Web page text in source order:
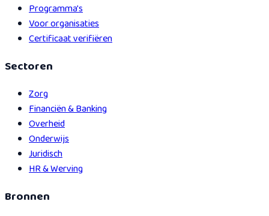
Programma's
Voor organisaties
Certificaat verifiëren
Sectoren
Zorg
Financiën & Banking
Overheid
Onderwijs
Juridisch
HR & Werving
Bronnen